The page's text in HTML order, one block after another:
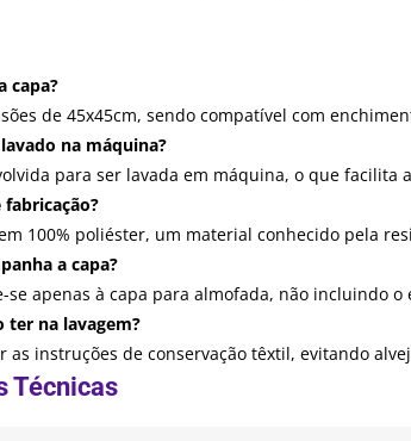
capa?
de 45x45cm, sendo compatível com
na máquina?
para ser lavada em máquina, o que facilita
100% poliéster, um material conhecido pela
a capa?
se apenas à capa para almofada, não incluindo
ter na lavagem?
as instruções de conservação têxtil, evitando